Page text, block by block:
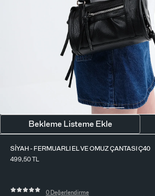
SIYAH - FERMUARLI EL VE OMUZ ÇANTASI Ç40
499,50TL
0 Değerlendirme
Bekleme Listeme Ekle
FULAR-SAÇ BANDI
VÜCUT AKSESUARI